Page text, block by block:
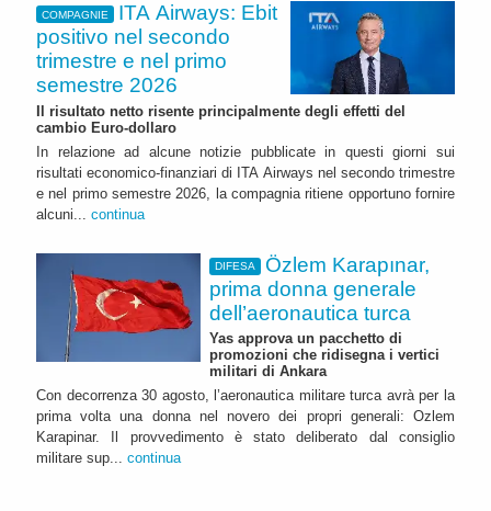
COMPAGNIE
ITA Airways: Ebit
positivo nel secondo
trimestre e nel primo
semestre 2026
Il risultato netto risente principalmente degli effetti del
cambio Euro-dollaro
In relazione ad alcune notizie pubblicate in questi giorni sui
risultati economico-finanziari di ITA Airways nel secondo trimestre
e nel primo semestre 2026, la compagnia ritiene opportuno fornire
alcuni... continua
DIFESA
Özlem Karapınar,
prima donna generale
dell’aeronautica turca
Yas approva un pacchetto di
promozioni che ridisegna i vertici
militari di Ankara
Con decorrenza 30 agosto, l’aeronautica militare turca avrà per la
prima volta una donna nel novero dei propri generali: Ozlem
Karapinar. Il provvedimento è stato deliberato dal consiglio
militare sup... continua